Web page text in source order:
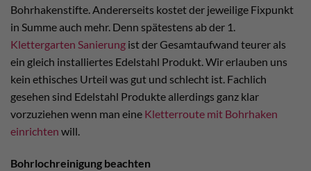
Bohrhakenstifte. Andererseits kostet der jeweilige Fixpunkt
in Summe auch mehr. Denn spätestens ab der 1.
Klettergarten Sanierung ist der Gesamtaufwand teurer als
ein gleich installiertes Edelstahl Produkt. Wir erlauben uns
kein ethisches Urteil was gut und schlecht ist. Fachlich
gesehen sind Edelstahl Produkte allerdings ganz klar
vorzuziehen wenn man eine Kletterroute mit Bohrhaken
einrichten will.
Bohrlochreinigung beachten